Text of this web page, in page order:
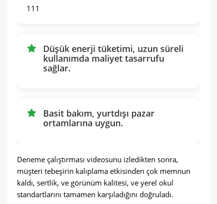
111
Düşük enerji tüketimi, uzun süreli
kullanımda maliyet tasarrufu
sağlar.
Basit bakım, yurtdışı pazar
ortamlarına uygun.
Deneme çalıştırması videosunu izledikten sonra,
müşteri tebeşirin kalıplama etkisinden çok memnun
kaldı, sertlik, ve görünüm kalitesi, ve yerel okul
standartlarını tamamen karşıladığını doğruladı.